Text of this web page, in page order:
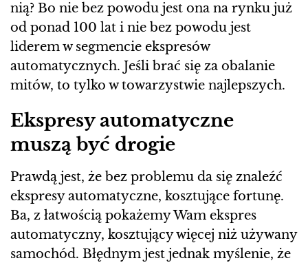
nią? Bo nie bez powodu jest ona na rynku już
od ponad 100 lat i nie bez powodu jest
liderem w segmencie ekspresów
automatycznych. Jeśli brać się za obalanie
mitów, to tylko w towarzystwie najlepszych.
Ekspresy automatyczne
muszą być drogie
Prawdą jest, że bez problemu da się znaleźć
ekspresy automatyczne, kosztujące fortunę.
Ba, z łatwością pokażemy Wam ekspres
automatyczny, kosztujący więcej niż używany
samochód. Błędnym jest jednak myślenie, że